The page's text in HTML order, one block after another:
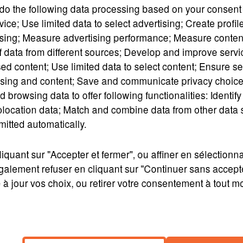
(photo)
do the following data processing based on your
Use limited data to select advertising; Create
Measure advertising performance; Measure
from different sources; Develop and improve
content; Use limited data to select content; Ensure
and content; Save and communicate privacy
browsing data to offer following functionalities:
data; Match and combine data from other
automatically.
sur "Accepter et fermer", ou affiner en
refuser en cliquant sur "Continuer sans
jour vos choix, ou retirer votre consentement à tout